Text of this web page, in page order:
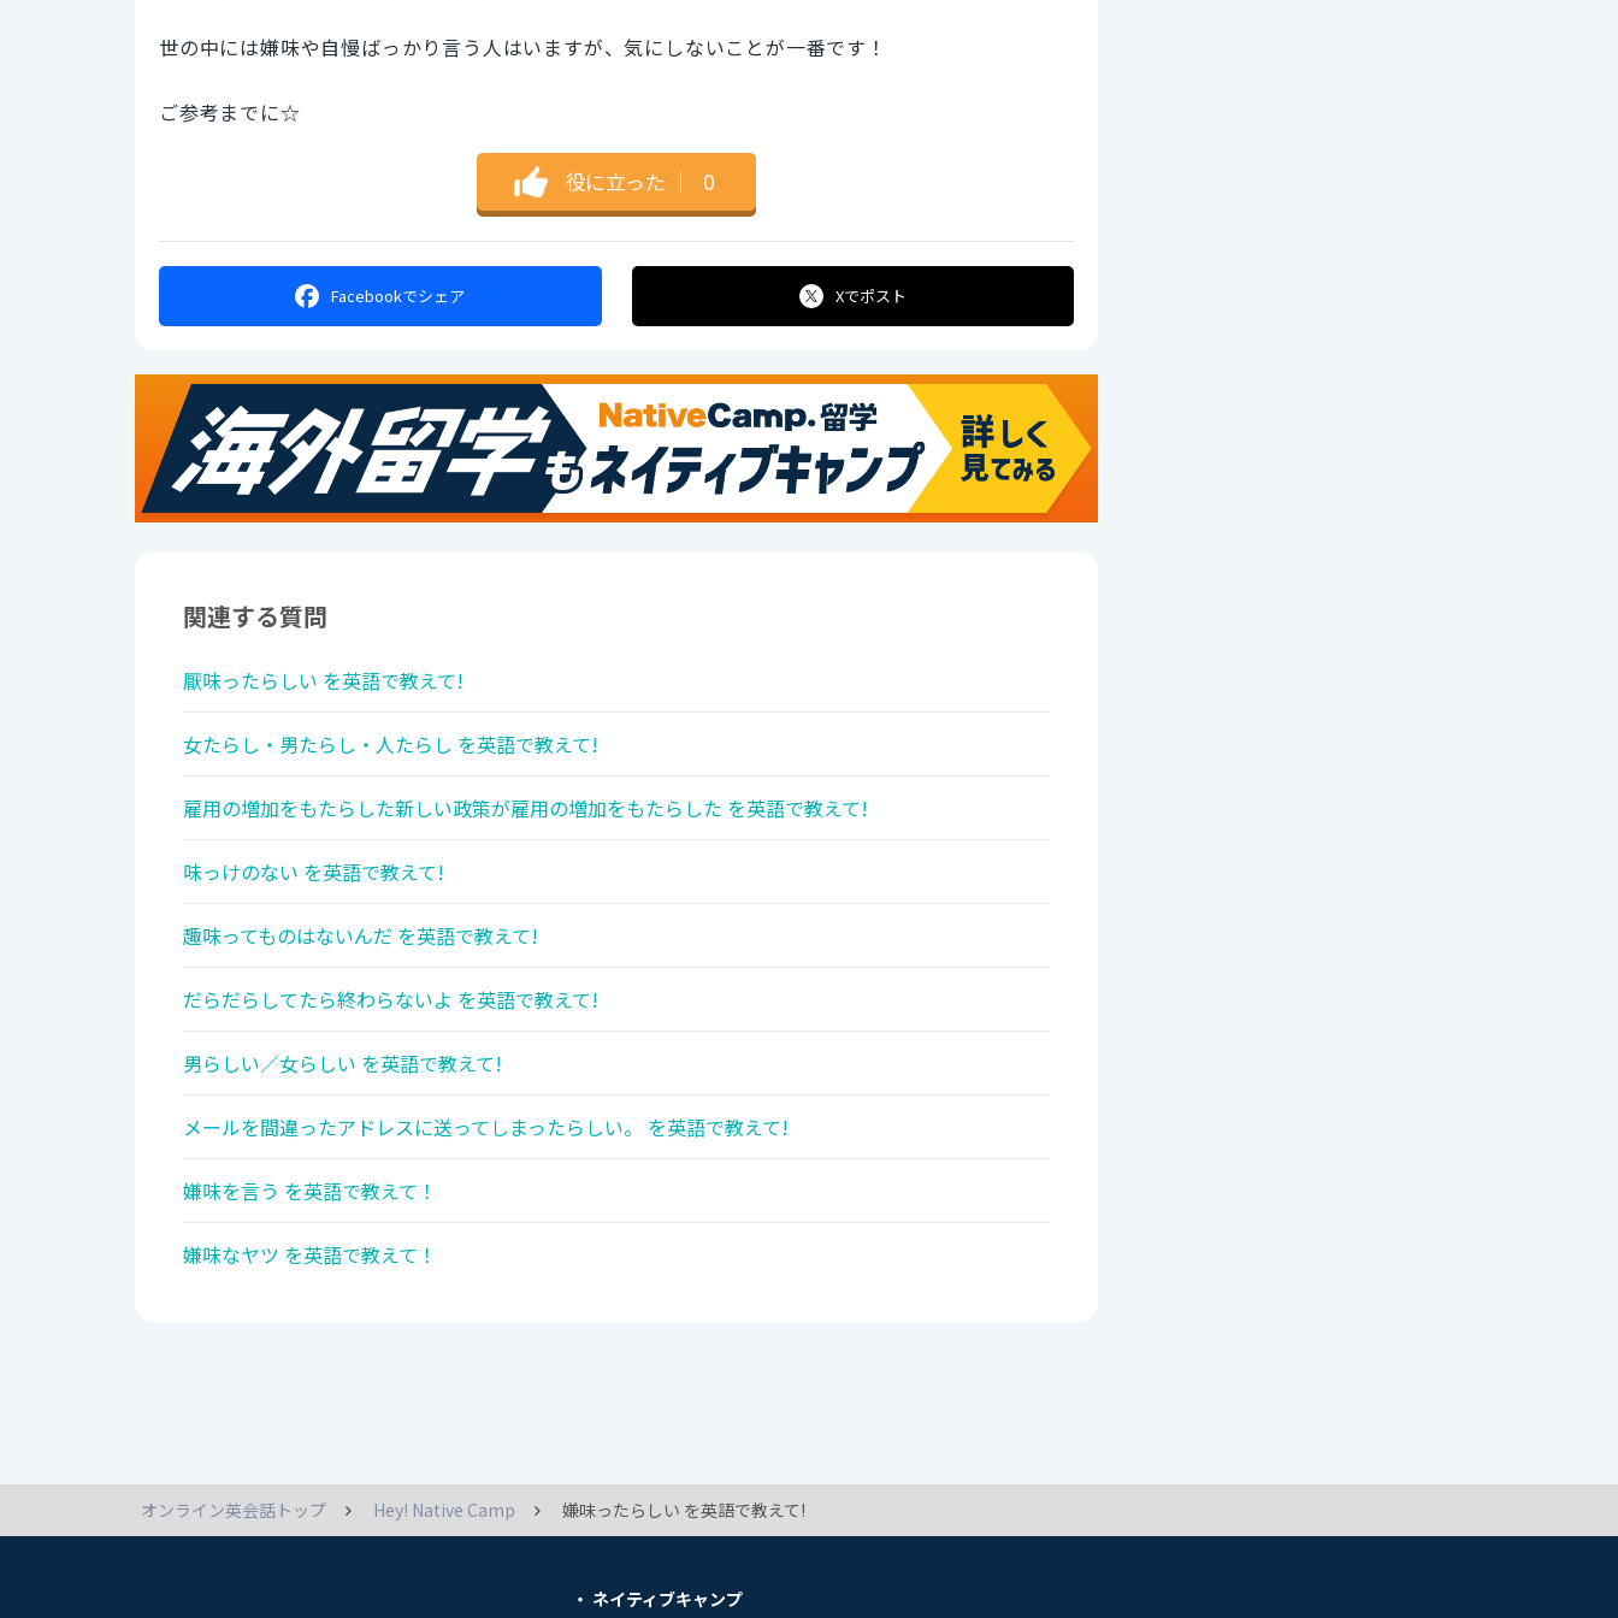
世の中には嫌味や自慢ばっかり言う人はいますが、気にしないことが一番です！
ご参考までに☆
役に立った ｜ 0
Facebookでシェア Xでポスト
関連する質問
厭味ったらしい を英語で教えて!
女たらし・男たらし・人たらし を英語で教えて!
雇用の増加をもたらした新しい政策が雇用の増加をもたらした を英語で教えて!
味っけのない を英語で教えて!
趣味ってものはないんだ を英語で教えて!
だらだらしてたら終わらないよ を英語で教えて!
男らしい／女らしい を英語で教えて!
メールを間違ったアドレスに送ってしまったらしい。 を英語で教えて!
嫌味を言う を英語で教えて！
嫌味なヤツ を英語で教えて！
オンライン英会話トップ Hey! Native Camp 嫌味ったらしい を英語で教えて!
ネイティブキャンプ